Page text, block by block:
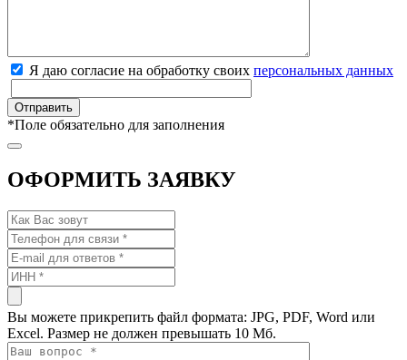
Я даю согласие на обработку своих персональных данных
*Поле обязательно для заполнения
ОФОРМИТЬ ЗАЯВКУ
Вы можете прикрепить файл формата: JPG, PDF, Word или
Excel. Размер не должен превышать 10 Мб.